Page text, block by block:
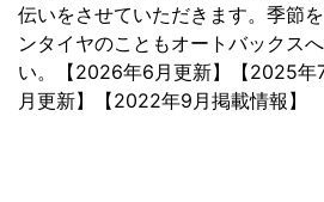
伝いをさせていただきます。季節
ンタイヤのこともオートバックス
い。【2026年6月更新】【2025
月更新】【2022年9月掲載情報】